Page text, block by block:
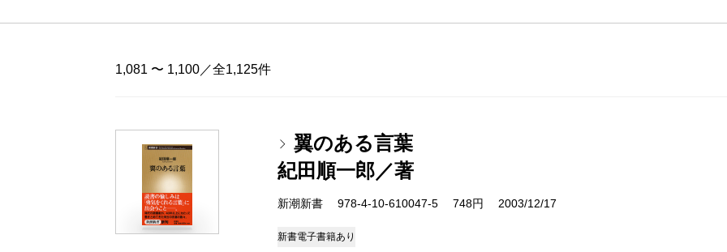
1,081 〜 1,100／全1,125件
翼のある言葉
紀田順一郎／著
新潮新書 978-4-10-610047-5 748円 2003/12/17
新書電子書籍あり